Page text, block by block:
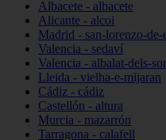
Albacete - albacete
Alicante - alcoi
Madrid - san-lorenzo-de-
Valencia - sedaví
Valencia - albalat-dels-
Lleida - vielha-e-mijaran
Cádiz - cádiz
Castellón - altura
Murcia - mazarrón
Tarragona - calafell